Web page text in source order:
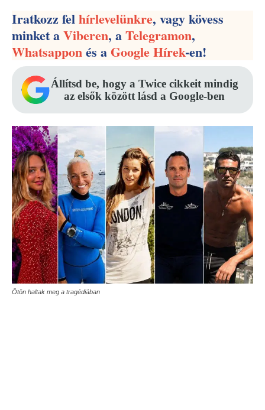
Iratkozz felhírlevelünkre, vagy kövess
minket aViberen, aTelegramon,
Whatsapponés aGoogle Hírek-en!
Állítsd be, hogy a Twice cikkeit mindig
az elsők között lásd a Google-ben
Ötön haltak meg a tragédiában